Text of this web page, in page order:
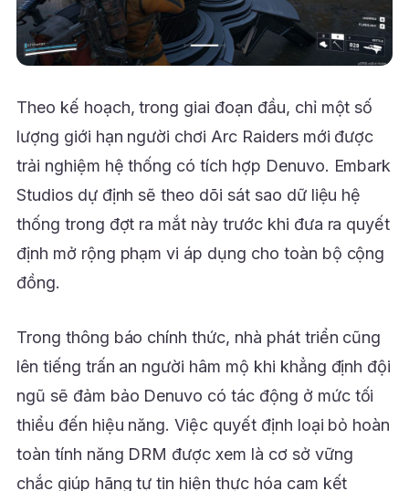
Theo kế hoạch, trong giai đoạn đầu, chỉ một số
lượng giới hạn người chơi Arc Raiders mới được
trải nghiệm hệ thống có tích hợp Denuvo. Embark
Studios dự định sẽ theo dõi sát sao dữ liệu hệ
thống trong đợt ra mắt này trước khi đưa ra quyết
định mở rộng phạm vi áp dụng cho toàn bộ cộng
đồng.
Trong thông báo chính thức, nhà phát triển cũng
lên tiếng trấn an người hâm mộ khi khẳng định đội
ngũ sẽ đảm bảo Denuvo có tác động ở mức tối
thiểu đến hiệu năng. Việc quyết định loại bỏ hoàn
toàn tính năng DRM được xem là cơ sở vững
chắc giúp hãng tự tin hiện thực hóa cam kết